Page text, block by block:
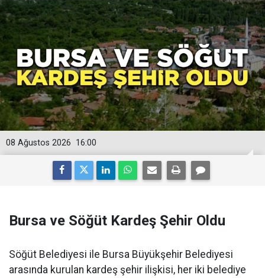
16:00
08 Ağustos 2026
Bursa ve Söğüt Kardeş Şehir Oldu
Söğüt Belediyesi ile Bursa Büyükşehir Belediyesi
arasında kurulan kardeş şehir ilişkisi, her iki belediye